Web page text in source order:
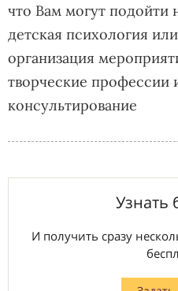
что Вам могут подойти
детская психология
организация
творческие профессии
консультирование
Узнать
И получить сразу